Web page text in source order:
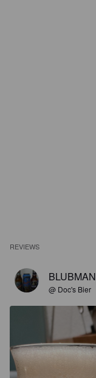
REVIEWS
BLUBMAN
@ Doc's Bier